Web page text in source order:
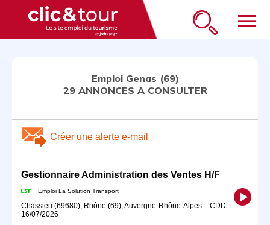
menu
Emploi Genas (69)
29 ANNONCES A CONSULTER
Créer une alerte e-mail
Gestionnaire Administration des Ventes H/F
Emploi La Solution Transport
Chassieu (69680), Rhône (69), Auvergne-Rhône-Alpes - CDD -
16/07/2026